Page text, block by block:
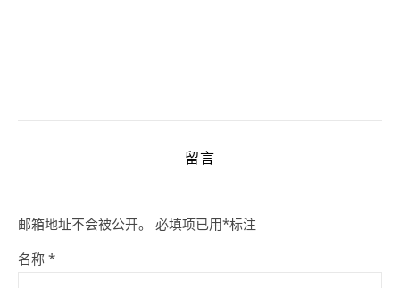
留言
邮箱地址不会被公开。 必填项已用*标注
名称 *